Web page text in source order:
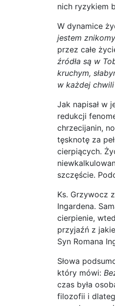
nich ryzykiem
W dynamice
jestem znikomy
przez całe
źródła są w
kruchym,
w każdej
Jak napisał w
redukcji
chrzecijanin,
tęsknotę za
cierpiących.
szczęście.
Ks. Grzywocz
Ingardena.
cierpienie,
przyjaźń z
Syn Romana
Słowa
który mówi:
czas była
filozofii i